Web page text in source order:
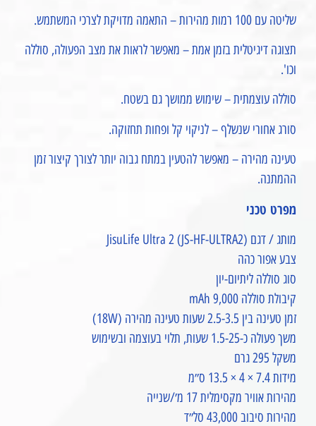
שליטה עם 100 רמות מהירות – התאמה מדויקת לצרכי המשתמש.
תצוגה דיגיטלית בזמן אמת – מאפשר לראות את מצב הפעולה, סוללה
וכו'.
סוללה עוצמתית – שימוש ממושך גם בשטח.
סורג אחורי שנשלף – לניקוי קל ופחות תחזוקה.
טעינה מהירה – מאפשר להטעין במתח גבוה יותר לצורך קיצור זמן
ההמתנה.
מפרט טכני
מותג / דגם JisuLife Ultra 2 (JS-HF-ULTRA2)
צבע אפור כהה
סוג סוללה ליתיום-יון
קיבולת סוללה 9,000 mAh
זמן טעינה בין 2.5-3.5 שעות טעינה מהירה (18W)
משך פעולה כ-1.5-25 שעות, תלוי בעוצמה ובשימוש
משקל 295 גרם
מידות ‎13.5 × 4 × 7.4 ס״מ
מהירות אוויר מקסימלית ‎17 מ׳/שנייה
מהירות סיבוב ‎43,000 סל״ד